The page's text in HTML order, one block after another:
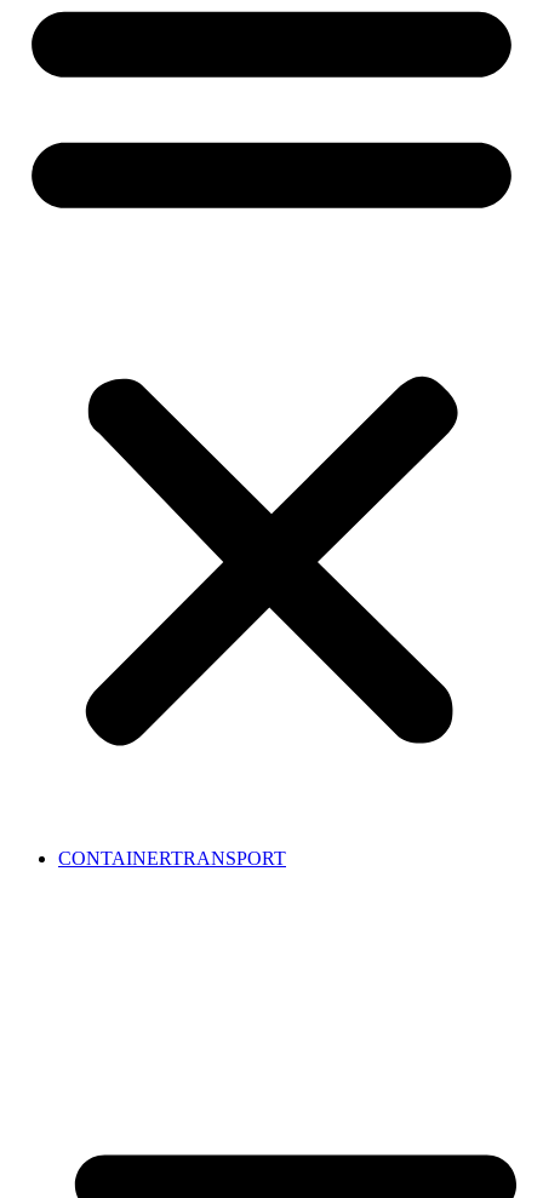
CONTAINERTRANSPORT